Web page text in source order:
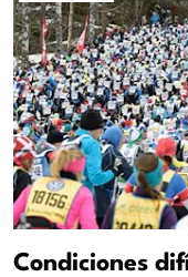
Condiciones